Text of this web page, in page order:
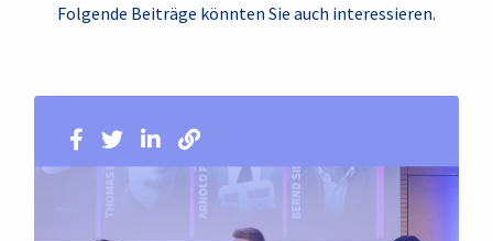
Folgende Beiträge könnten Sie auch interessieren.